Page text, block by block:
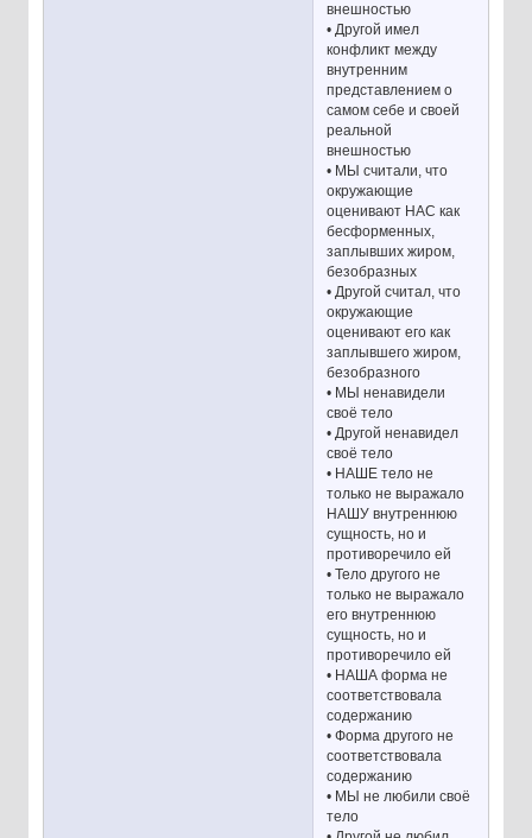
внешностью
• Другой имел
конфликт между
внутренним
представлением о
самом себе и своей
реальной
внешностью
• МЫ считали, что
окружающие
оценивают НАС как
бесформенных,
заплывших жиром,
безобразных
• Другой считал, что
окружающие
оценивают его как
заплывшего жиром,
безобразного
• МЫ ненавидели
своё тело
• Другой ненавидел
своё тело
• НАШЕ тело не
только не выражало
НАШУ внутреннюю
сущность, но и
противоречило ей
• Тело другого не
только не выражало
его внутреннюю
сущность, но и
противоречило ей
• НАША форма не
соответствовала
содержанию
• Форма другого не
соответствовала
содержанию
• МЫ не любили своё
тело